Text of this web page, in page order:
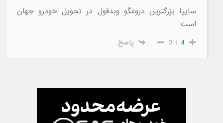
سایپا بزرگترین دروغگو وبدقول در تحویل خودرو جهان
است
4
0 پاسخ